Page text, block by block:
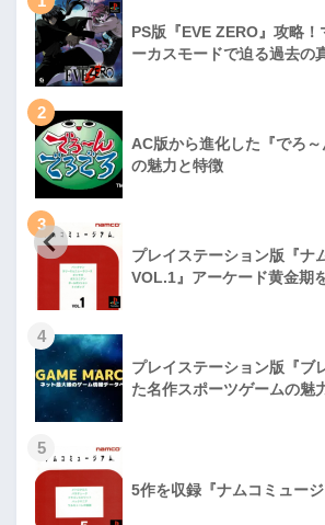
PS版『EVE ZERO』攻略！
ーカスモードで迫る過去の
2
AC版から進化した『でろ
の魅力と特徴
3
プレイステーション版『ナ
VOL.1』アーケード黄金期
4
プレイステーション版『ブ
た名作スポーツゲームの魅
5
5作を収録『ナムコミュージ